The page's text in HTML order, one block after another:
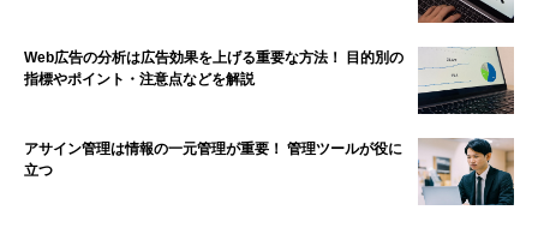
Web広告の分析は広告効果を上げる重要な方法！ 目的別の
指標やポイント・注意点などを解説
アサイン管理は情報の一元管理が重要！ 管理ツールが役に
立つ